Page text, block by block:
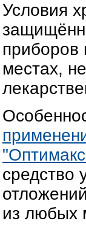
Условия
приборов
местах,
cредство
из любых